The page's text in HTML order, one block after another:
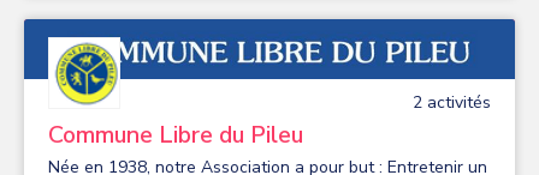
2 activités
Commune Libre du Pileu
Née en 1938, notre Association a pour but : Entretenir un